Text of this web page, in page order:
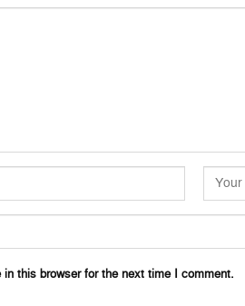
this browser for the next time I comment.